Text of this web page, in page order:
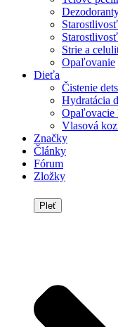
Strie a
Opaľovanie
Dieťa
Čistenie
Hydratácia
Opaľovacie
Vlasová
Značky
Články
Fórum
Zložky
Pleť